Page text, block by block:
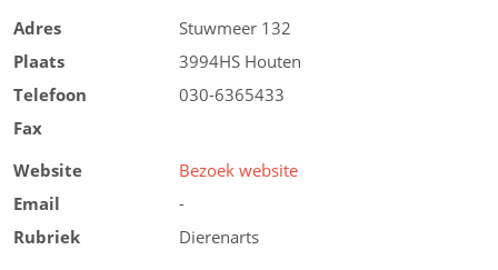
Adres
Stuwmeer 132
Plaats
3994HS Houten
Telefoon
030-6365433
Fax
Website
Bezoek website
Email
-
Rubriek
Dierenarts